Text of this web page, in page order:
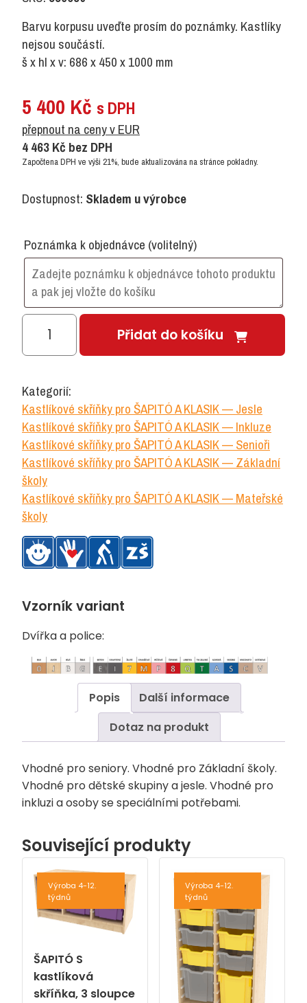
Barvu korpusu uveďte prosím do poznámky. Kastlíky
nejsou součástí.
š x hl x v: 686 x 450 x 1000 mm
5 400 Kč s DPH
přepnout na ceny v EUR
4 463Kč bez DPH
Započtena DPH ve výši 21%, bude aktualizována na stránce pokladny.
Dostupnost: Skladem u výrobce
Poznámka k objednávce (volitelný)
ŠAPITÓ
kastlíková
2
sloupce
množství
Přidat do košíku
Kategorií:
Kastlíkové skříňky pro ŠAPITÓ A KLASIK — Jesle
Kastlíkové skříňky pro ŠAPITÓ A KLASIK — Inkluze
Kastlíkové skříňky pro ŠAPITÓ A KLASIK — Senioři
Kastlíkové skříňky pro ŠAPITÓ A KLASIK — Základní
školy
Kastlíkové skříňky pro ŠAPITÓ A KLASIK — Mateřské
školy
Vzorník variant
Dvířka a police:
Popis
Další informace
Dotaz na produkt
Vhodné pro seniory. Vhodné pro Základní školy.
Vhodné pro dětské skupiny a jesle. Vhodné pro
inkluzi a osoby se speciálními potřebami.
Související produkty
Výroba 4-12.
týdnů
ŠAPITÓ S
kastlíková
skříňka, 3 sloupce
Výroba 4-12.
týdnů